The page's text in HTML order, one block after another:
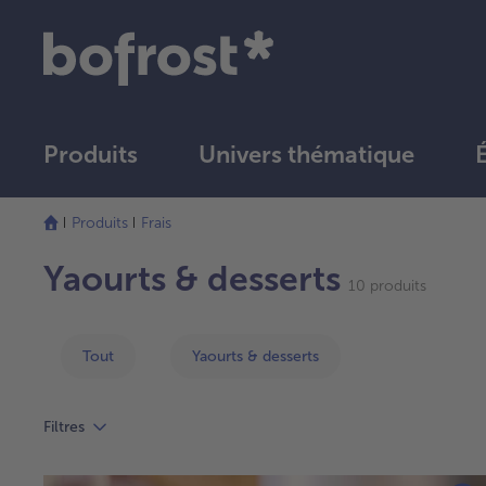
Produits Univers thématique
Produits
Frais
Yaourts & desserts 10 produits
Tout Yaourts & desserts
Filtres